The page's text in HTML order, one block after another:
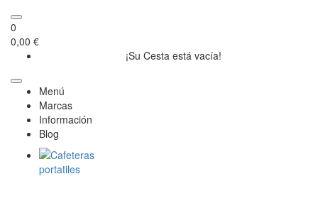
0
0,00 €
¡Su Cesta está vacía!
Menú
Marcas
Información
Blog